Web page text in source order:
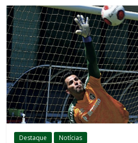
Destaque Notícias